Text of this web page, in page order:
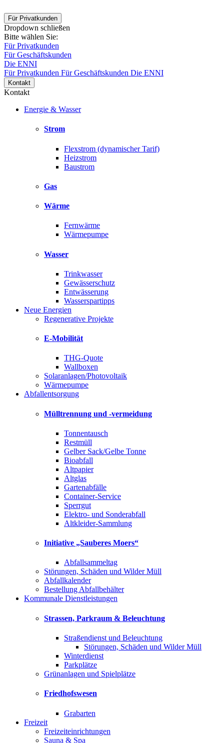
Für Privatkunden
Dropdown schließen
Bitte wählen Sie:
Für Privatkunden
Für Geschäftskunden
Die ENNI
Für Privatkunden Für Geschäftskunden Die ENNI
Kontakt
Kontakt
Energie & Wasser
Strom
Flexstrom (dynamischer Tarif)
Heizstrom
Baustrom
Gas
Wärme
Fernwärme
Wärmepumpe
Wasser
Trinkwasser
Gewässerschutz
Entwässerung
Wasserspartipps
Neue Energien
Regenerative Projekte
E-Mobilität
THG-Quote
Wallboxen
Solaranlagen/Photovoltaik
Wärmepumpe
Abfallentsorgung
Mülltrennung und -vermeidung
Tonnentausch
Restmüll
Gelber Sack/Gelbe Tonne
Bioabfall
Altpapier
Altglas
Gartenabfälle
Container-Service
Sperrgut
Elektro- und Sonderabfall
Altkleider-Sammlung
Initiative „Sauberes Moers“
Abfallsammeltag
Störungen, Schäden und Wilder Müll
Abfallkalender
Bestellung Abfallbehälter
Kommunale Dienstleistungen
Strassen, Parkraum & Beleuchtung
Straßendienst und Beleuchtung
Störungen, Schäden und Wilder Müll
Winterdienst
Parkplätze
Grünanlagen und Spielplätze
Friedhofswesen
Grabarten
Freizeit
Freizeiteinrichtungen
Sauna & Spa